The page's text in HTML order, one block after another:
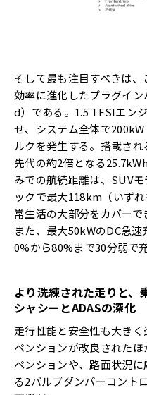
そして最も注目すべきは
効率に進化したプラグイ
d）である。1.5 TFSIエン
せ、システム全体で
ルクを発生する。搭載さ
先代の約2倍となる
みでの航続距離は、SUV
ックで最大118km（いず
常生活の大部分をカバーで
また、最大50kWのDC急
0%から80%まで30分弱で
より洗練された走りと、
シャシーとADASの深化
走行性能と安全性も大き
ペンションが改良された
ペンションや、路面状況
る2バルブダンパーコント